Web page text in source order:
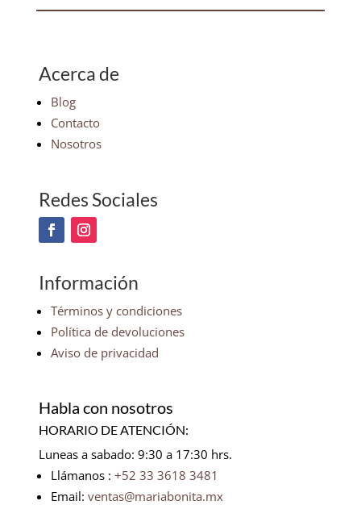
Acerca de
Blog
Contacto
Nosotros
Redes Sociales
Información
Términos y condiciones
Política de devoluciones
Aviso de privacidad
Habla con nosotros
HORARIO DE ATENCIÓN:
Luneas a sabado: 9:30 a 17:30 hrs.
Llámanos : +52 33 3618 3481
Email: ventas@mariabonita.mx